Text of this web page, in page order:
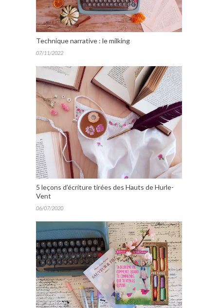
Technique narrative : le milking
07/11/2022
5 leçons d’écriture tirées des Hauts de Hurle-
Vent
06/07/2020